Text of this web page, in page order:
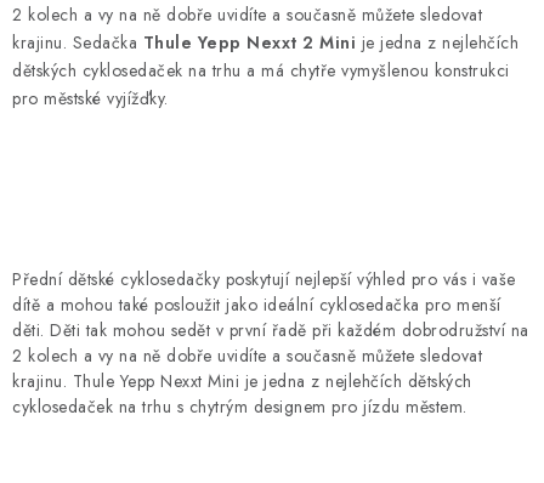
2 kolech a vy na ně dobře uvidíte a současně můžete sledovat
krajinu. Sedačka Thule Yepp Nexxt 2 Mini je jedna z nejlehčích
dětských cyklosedaček na trhu a má chytře vymyšlenou konstrukci
pro městské vyjížďky.
Přední dětské cyklosedačky poskytují nejlepší výhled pro vás i vaše
dítě a mohou také posloužit jako ideální cyklosedačka pro menší
děti. Děti tak mohou sedět v první řadě při každém dobrodružství na
2 kolech a vy na ně dobře uvidíte a současně můžete sledovat
krajinu. Thule Yepp Nexxt Mini je jedna z nejlehčích dětských
cyklosedaček na trhu s chytrým designem pro jízdu městem.